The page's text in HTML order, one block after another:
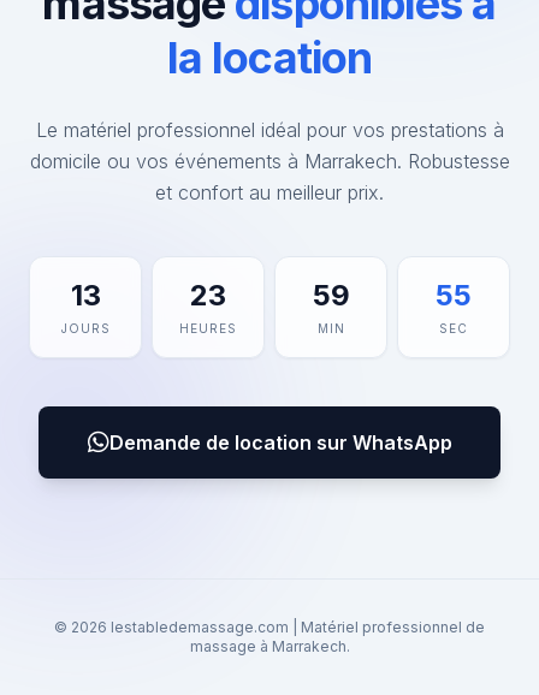
la location
Le matériel professionnel idéal pour vos prestations à
domicile ou vos événements à Marrakech. Robustesse
et confort au meilleur prix.
13
JOURS
23
HEURES
59
MIN
55
SEC
Demande de location sur WhatsApp
© 2026 lestabledemassage.com | Matériel professionnel de
massage à Marrakech.